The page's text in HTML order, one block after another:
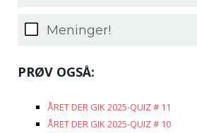
Meninger!
PRØV OGSÅ:
ÅRET DER GIK 2025-QUIZ # 11
ÅRET DER GIK 2025-QUIZ # 10